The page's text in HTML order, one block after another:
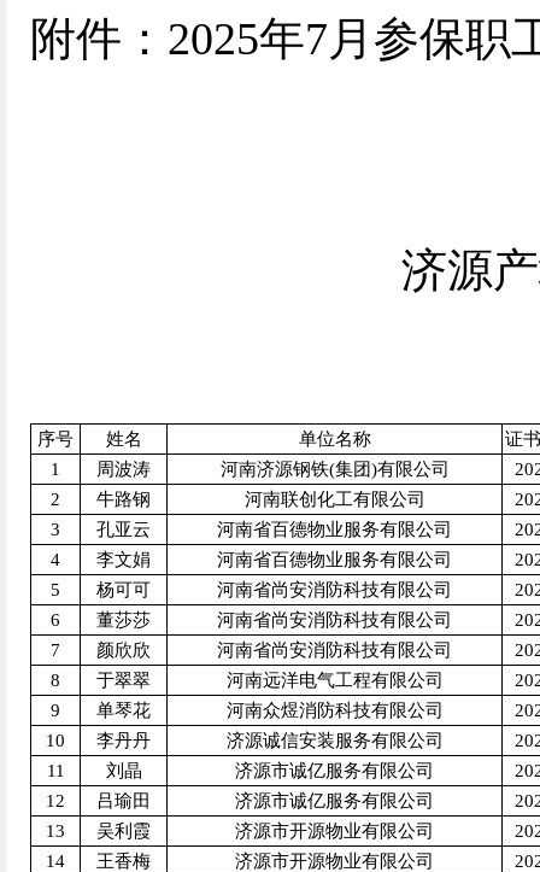
附件：2025年7月参保职
济源
序号 姓名 单位名称
证
1
周波涛 河南济源钢铁(集团)有限公司
2
牛路钢 河南联创化工有限公司
3
孔亚云 河南省百德物业服务有限公司
4
李文娟 河南省百德物业服务有限公司
5
杨可可 河南省尚安消防科技有限公司
6
董莎莎 河南省尚安消防科技有限公司
7
颜欣欣 河南省尚安消防科技有限公司
8
于翠翠 河南远洋电气工程有限公司
9
单琴花 河南众煜消防科技有限公司
10
李丹丹 济源诚信安装服务有限公司
11
刘晶 济源市诚亿服务有限公司
12
吕瑜田 济源市诚亿服务有限公司
13
吴利霞 济源市开源物业有限公司
14
王香梅 济源市开源物业有限公司